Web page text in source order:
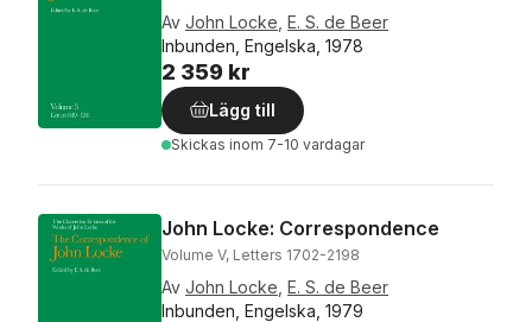
Av John Locke E. S. de Beer
Inbunden, Engelska, 1978
2 359 kr
Lägg till
Skickas inom 7-10 vardagar
John Locke: Correspondence
Volume V, Letters 1702-2198
Av John Locke E. S. de Beer
Inbunden, Engelska, 1979